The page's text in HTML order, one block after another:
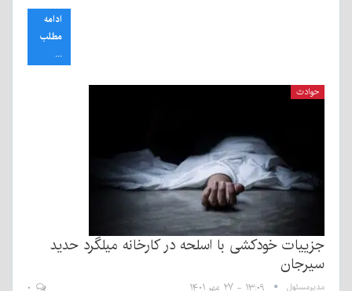
ادامه
مطلب
...
حوادث
جزییات خودکشی با اسلحه در کارخانه میلگرد حدید
سیرجان
مدیرمسئول ۱۳:۰۹ - ۲۷ مهر ۱۴۰۱